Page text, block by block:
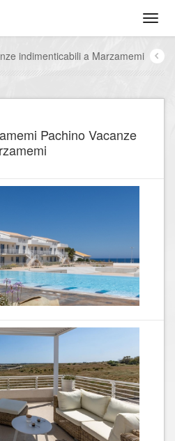
indimenticabili a Marzamemi
Pachino Vacanze